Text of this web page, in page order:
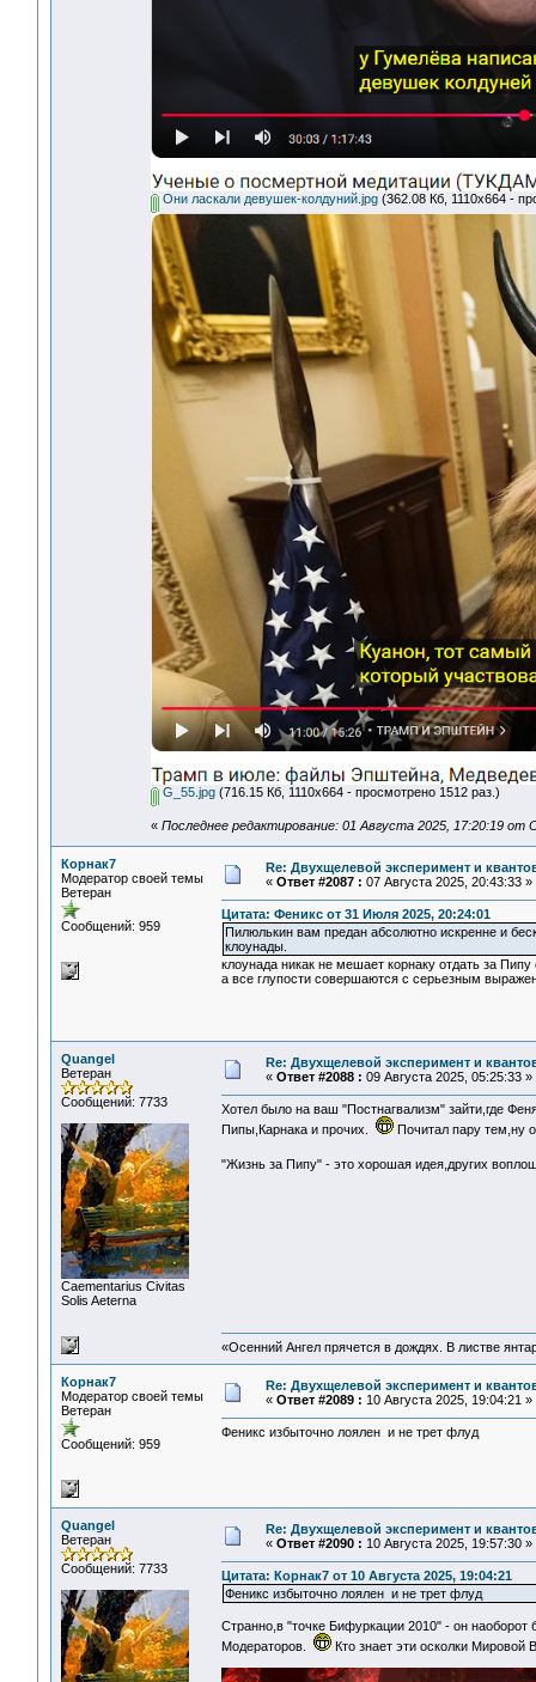
Они ласкали девушек-колдуний.jpg (362.08 Кб, 1110x664 -
G_55.jpg (716.15 Кб, 1110x664 - просмотрено 1512 раз.)
« Последнее редактирование: 01 Августа 2025, 17:20:19 от
Корнак7
Модератор своей темы
Ветеран
Сообщений: 959
Re: Двухщелевой эксперимент и
« Ответ #2087 : 07 Августа 2025, 20:43:33 »
Цитата: Феникс от 31 Июля 2025, 20:24:01
Пилюлькин вам предан абсолютно искренне и
клоунады.
клоунада никак не мешает корнаку отдать за
а все глупости совершаются с серьезным
Quangel
Ветеран
Сообщений: 7733
Сaementarius Civitas
Solis Aeterna
Re: Двухщелевой эксперимент и
« Ответ #2088 : 09 Августа 2025, 05:25:33 »
Хотел было на ваш "Постнагвализм" зайти,где
Пипы,Карнака и прочих.
Почитал пару тем,ну
"Жизнь за Пипу" - это хорошая идея,других
«Осенний Ангел прячется в дождях. В листве
Корнак7
Модератор своей темы
Ветеран
Сообщений: 959
Re: Двухщелевой эксперимент и
« Ответ #2089 : 10 Августа 2025, 19:04:21 »
Феникс избыточно лоялен и не трет флуд
Quangel
Ветеран
Сообщений: 7733
Re: Двухщелевой эксперимент и
« Ответ #2090 : 10 Августа 2025, 19:57:30 »
Цитата: Корнак7 от 10 Августа 2025, 19:04:21
Феникс избыточно лоялен и не трет флуд
Странно,в "точке Бифуркации 2010" - он
Модераторов.
Кто знает эти осколки Мировой